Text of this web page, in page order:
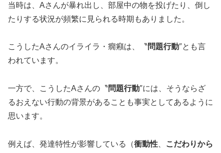
当時は、Aさんが暴れ出し、部屋中の物を投げたり、倒し
たりする状況が頻繁に見られる時期もありました。
こうしたAさんのイライラ・癇癪は、〝問題行動″とも言
われています。
一方で、こうしたAさんの〝問題行動″には、そうならざ
るおえない行動の背景があることも事実としてあるように
思います。
例えば、発達特性が影響している（衝動性
こだわりから